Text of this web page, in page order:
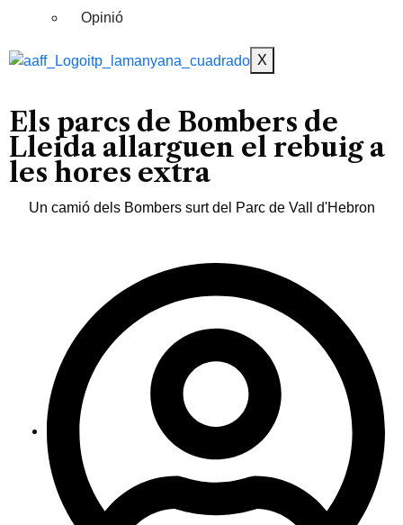
Opinió
X
Els parcs de Bombers de
Lleida allarguen el rebuig a
les hores extra
Un camió dels Bombers surt del Parc de Vall d'Hebron